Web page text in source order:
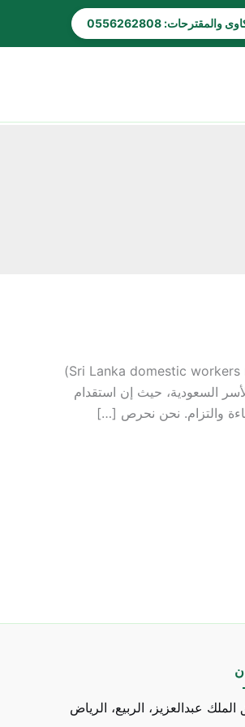
والمقترحات: 0556262808
نحن في مكتب توسط للاستقدام نقدم خدمات استقدام العمالة المنزلية من سيريلانكا (Sri Lanka domestic workers recruitment)
السعودية، حيث إن استقدام
عبدالعزيز، الربيع، الرياض